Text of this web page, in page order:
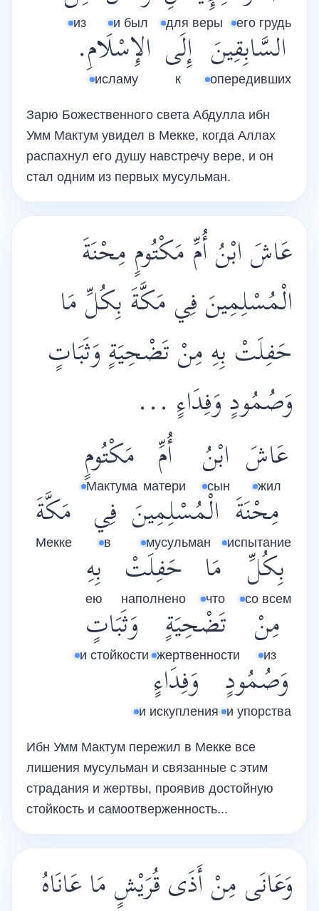
его грудь
для веры
и был
из
السَّابِقِينَ
опередивших
إِلَى
к
الإِسْلَامِ.
исламу
Зарю Божественного света Абдулла ибн
Умм Мактум увидел в Мекке, когда Аллах
распахнул его душу навстречу вере, и он
стал одним из первых мусульман.
عَاشَ ابْنُ أُمِّ مَكْتُومٍ مِحْنَةَ
الْمُسْلِمِينَ فِي مَكَّةَ بِكُلِّ مَا
حَفِلَتْ بِهِ مِنْ تَضْحِيَةٍ وَثَبَاتٍ
وَصُمُودٍ وَفِدَاءٍ ...
عَاشَ
жил
ابْنُ
сын
أُمِّ
матери
مَكْتُومٍ
Мактума
مِحْنَةَ
испытание
الْمُسْلِمِينَ
мусульман
فِي
в
مَكَّةَ
Мекке
بِكُلِّ
со всем
مَا
что
حَفِلَتْ
наполнено
بِهِ
ею
مِنْ
из
تَضْحِيَةٍ
жертвенности
وَثَبَاتٍ
и стойкости
وَصُمُودٍ
и упорства
وَفِدَاءٍ
и искупления
Ибн Умм Мактум пережил в Мекке все
лишения мусульман и связанные с этим
страдания и жертвы, проявив достойную
стойкость и самоотверженность...
وَعَانَى مِنْ أَذَى قُرَيْشٍ مَا عَانَاهُ